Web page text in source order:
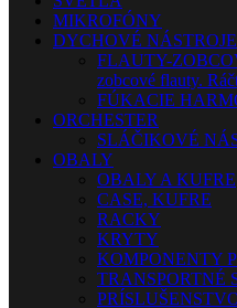
MIKROFÓNY
DYCHOVÉ NÁSTROJE
FLAUTY-
zobcové flauty.
FÚKACIE
ORCHESTER
SLÁČIKOVÉ
OBALY
OBALY A KUFRE
CASE, KUFRE
RACKY
KRYTY
KOMPONENTY
TRANSPORTNÉ